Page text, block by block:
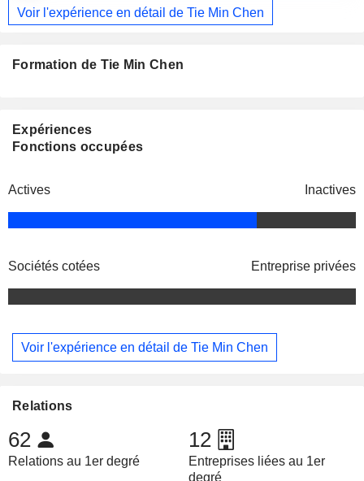
Voir l'expérience en détail de Tie Min Chen
Formation de Tie Min Chen
Expériences
Fonctions occupées
Actives Inactives
Sociétés cotées Entreprise privées
Voir l'expérience en détail de Tie Min Chen
Relations
62
Relations au 1er degré
12
Entreprises liées au 1er
degré